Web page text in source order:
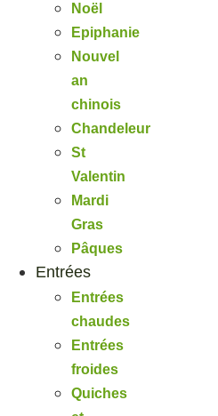
Noël
Epiphanie
Nouvel
an
chinois
Chandeleur
St
Valentin
Mardi
Gras
Pâques
Entrées
Entrées
chaudes
Entrées
froides
Quiches